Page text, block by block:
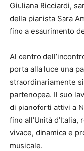
Giuliana Ricciardi,
della pianista Sara
fino a esaurimento
Al centro
porta alla luce una
straordinariamente
partenopea. Il suo
di pianoforti attivi a
fino all’Unità
vivace, dinamica e
musicale.